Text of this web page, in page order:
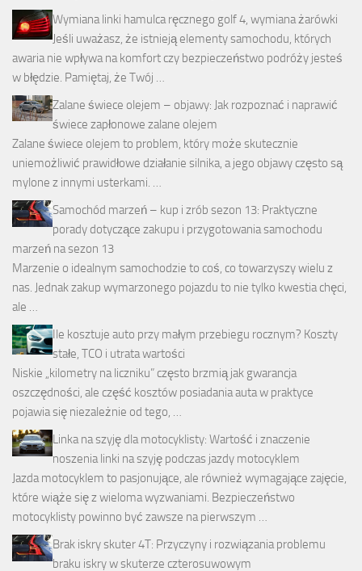
Wymiana linki hamulca ręcznego golf 4, wymiana żarówki
Jeśli uważasz, że istnieją elementy samochodu, których
awaria nie wpływa na komfort czy bezpieczeństwo podróży jesteś
w błędzie. Pamiętaj, że Twój …
Zalane świece olejem – objawy: Jak rozpoznać i naprawić
świece zapłonowe zalane olejem
Zalane świece olejem to problem, który może skutecznie
uniemożliwić prawidłowe działanie silnika, a jego objawy często są
mylone z innymi usterkami. …
Samochód marzeń – kup i zrób sezon 13: Praktyczne
porady dotyczące zakupu i przygotowania samochodu
marzeń na sezon 13
Marzenie o idealnym samochodzie to coś, co towarzyszy wielu z
nas. Jednak zakup wymarzonego pojazdu to nie tylko kwestia chęci,
ale …
Ile kosztuje auto przy małym przebiegu rocznym? Koszty
stałe, TCO i utrata wartości
Niskie „kilometry na liczniku” często brzmią jak gwarancja
oszczędności, ale część kosztów posiadania auta w praktyce
pojawia się niezależnie od tego, …
Linka na szyję dla motocyklisty: Wartość i znaczenie
noszenia linki na szyję podczas jazdy motocyklem
Jazda motocyklem to pasjonujące, ale również wymagające zajęcie,
które wiąże się z wieloma wyzwaniami. Bezpieczeństwo
motocyklisty powinno być zawsze na pierwszym …
Brak iskry skuter 4T: Przyczyny i rozwiązania problemu
braku iskry w skuterze czterosuwowym